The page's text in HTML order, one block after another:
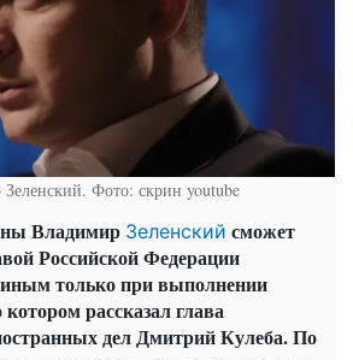
Фото: скрин youtube
Владимир Зеленский сможет
Российской Федерации
только при выполнении
рассказал глава
дел Дмитрий Кулеба. По